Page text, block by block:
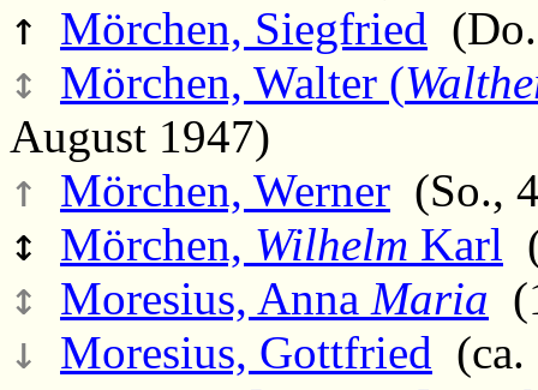
↑ Mörchen, Siegfried
↕ Mörchen, Walter (
August 1947)
↑ Mörchen, Werner (So.,
↕ Mörchen, Wilhelm Karl
↕ Moresius, Anna Maria
↓ Moresius, Gottfried